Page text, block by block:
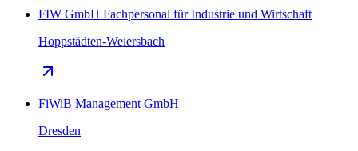
FIW GmbH Fachpersonal für Industrie und Wirtschaft
Hoppstädten-Weiersbach
FiWiB Management GmbH
Dresden